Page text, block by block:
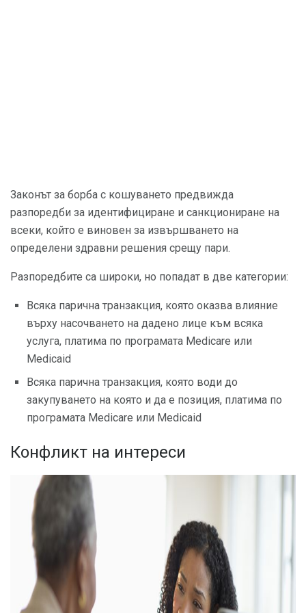
Законът за борба с кошуването предвижда
разпоредби за идентифициране и санкциониране на
всеки, който е виновен за извършването на
определени здравни решения срещу пари.
Разпоредбите са широки, но попадат в две категории:
Всяка парична транзакция, която оказва влияние
върху насочването на дадено лице към всяка
услуга, платима по програмата Medicare или
Medicaid
Всяка парична транзакция, която води до
закупуването на която и да е позиция, платима по
програмата Medicare или Medicaid
Конфликт на интереси